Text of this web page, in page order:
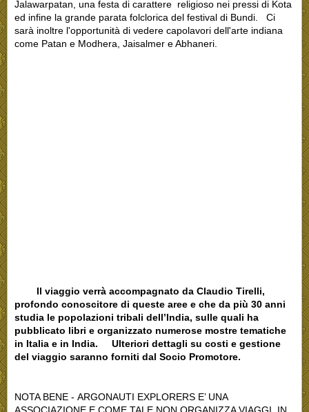
Jalawarpatan, una festa di carattere religioso nei pressi di Kota
ed infine la grande parata folclorica del festival di Bundi. Ci
sarà inoltre l'opportunità di vedere capolavori dell'arte indiana
come Patan e Modhera, Jaisalmer e Abhaneri.
Il viaggio verrà accompagnato da Claudio Tirelli,
profondo conoscitore di queste aree e che da più 30 anni
studia le popolazioni tribali dell’India, sulle quali ha
pubblicato libri e organizzato numerose mostre tematiche
in Italia e in India.
Ulteriori dettagli su costi e gestione
del viaggio saranno forniti dal Socio Promotore.
NOTA BENE - ARGONAUTI EXPLORERS E’ UNA